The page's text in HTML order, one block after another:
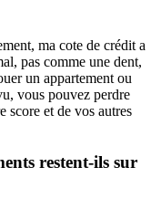
ma cote de crédit a
pas comme une dent,
un appartement ou
vous pouvez perdre
score et de vos autres
restent-ils sur